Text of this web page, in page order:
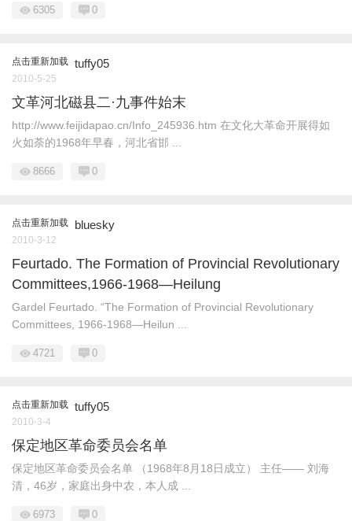
6305 0
点击重新加载 tuffy05
2010-5-25
文革河北磁县二·九事件始末
http://www.feijidapao.cn/Info_245936.htm 在文化大革命开展得如
火如荼的1968年早春，河北省邯 ...
8666 0
点击重新加载 bluesky
2010-3-12
Feurtado. The Formation of Provincial Revolutionary
Committees,1966-1968—Heilung
Gardel Feurtado. “The Formation of Provincial Revolutionary
Committees, 1966-1968—Heilun ...
4721 0
点击重新加载 tuffy05
2010-3-4
保定地区革命委员会名单
保定地区革命委员会名单 （1968年8月18日成立） 主任—— 刘海
清，46岁，家庭出身中农，本人成 ...
6973 0